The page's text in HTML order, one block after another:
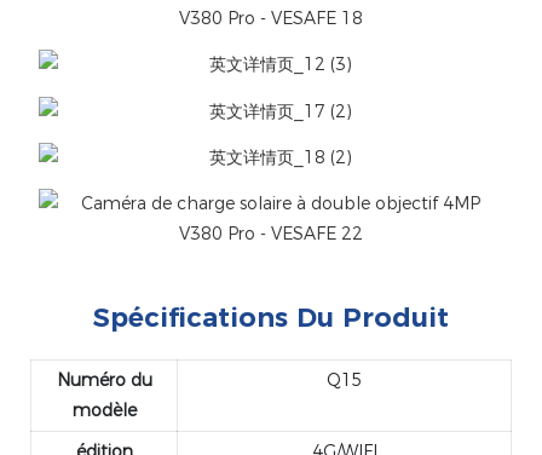
Spécifications Du Produit
Numéro du
modèle
Q15